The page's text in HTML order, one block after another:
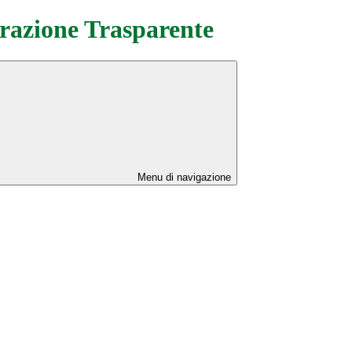
Trasparente
Menu di navigazione